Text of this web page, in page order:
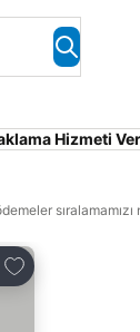
Hizmeti
sıralamamızı
Favorilerime ekle